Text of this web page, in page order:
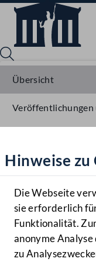
Hilfe
Benutzer
MENÜ
Hinweise zu
Die Webseite
sie erforderlich
Funktionalität.
anonyme
zu
Übersicht
Veröffentlichungen
Parlamentarisches